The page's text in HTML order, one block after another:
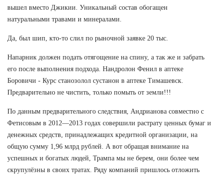
вышел вместо Джикии. Уникальный состав обогащен
натуральными травами и минералами.
Да, был шип, кто-то слил по рыночной заявке 20 тыс.
Напарник должен подать отягощение на спину, а так же и забрать
его после выполнения подхода. Нандролон Фенил в аптеке
Боровичи - Курс станозолол сустанон в аптеке Тимашевск.
Предварительно не чистить, только помыть от земли!!!
По данным предварительного следствия, Андрианова совместно с
Фетисовым в 2012—2013 годах совершили растрату ценных бумаг и
денежных средств, принадлежащих кредитной организации, на
общую сумму 1,96 млрд рублей. А вот обращая внимание на
успешных и богатых людей, Трампа мы не берем, они более чем
скрупулёзны в своих тратах. Ряду компаний пришлось отложить